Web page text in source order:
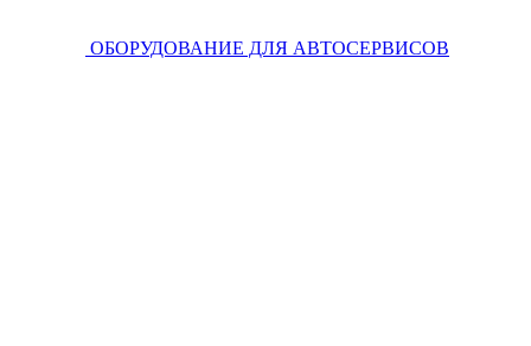
ОБОРУДОВАНИЕ ДЛЯ АВТОСЕРВИСОВ